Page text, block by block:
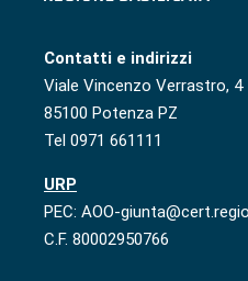
Contatti e indirizzi
Viale Vincenzo Verrastro, 4
85100 Potenza PZ
Tel 0971 661111
URP
PEC: AOO-
C.F. 80002950766